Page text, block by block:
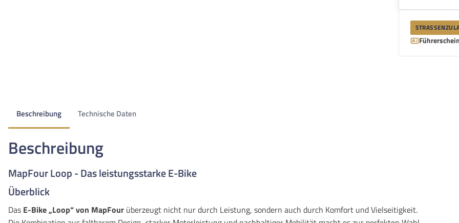
Beschreibung Technische Daten
Beschreibung
MapFour Loop - Das leistungsstarke E-Bike
Überblick
Das E-Bike „Loop“ von MapFour überzeugt nicht nur durch Leistung, sondern auch durch Komfort und Vielseitigkeit.